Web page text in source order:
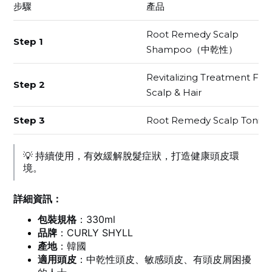
步驟 產品
Step 1
Root Remedy Scalp
Shampoo（中乾性）
Step 2
Revitalizing Treatment For
Scalp & Hair
Step 3 Root Remedy Scalp Tonic
💡 持續使用，有效緩解脫髮症狀，打造健康頭皮環
境。
詳細資訊：
包裝規格：330ml
品牌 ：CURLY SHYLL
產地：韓國
適用頭皮 ：中乾性頭皮、敏感頭皮、有頭皮屑困擾